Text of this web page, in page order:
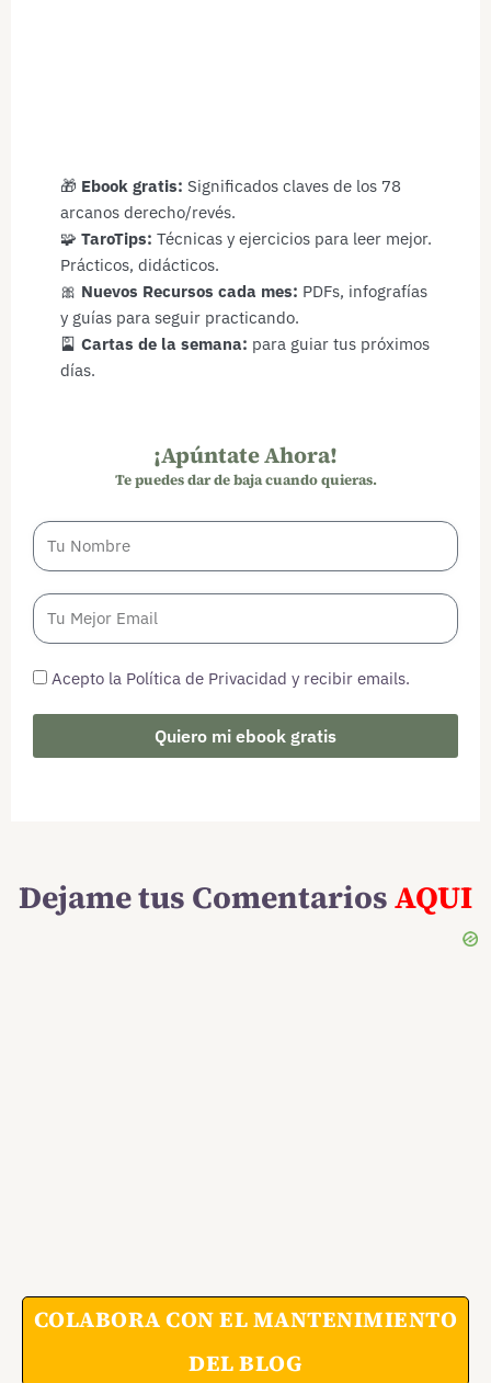
🎁 Ebook gratis: Significados claves de los 78
arcanos derecho/revés.
🧩 TaroTips: Técnicas y ejercicios para leer mejor.
Prácticos, didácticos.
🎀 Nuevos Recursos cada mes: PDFs, infografías
y guías para seguir practicando.
🎴 Cartas de la semana: para guiar tus próximos
días.
¡Apúntate Ahora!
Te puedes dar de baja cuando quieras.
Acepto la Política de Privacidad y recibir emails.
Quiero mi ebook gratis
Dejame tus ComentariosAQUI
COLABORA CON EL MANTENIMIENTO
DEL BLOG